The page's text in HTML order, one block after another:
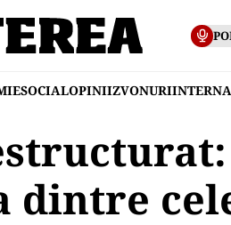
SOCIALOPINIIZVONURI
dintre